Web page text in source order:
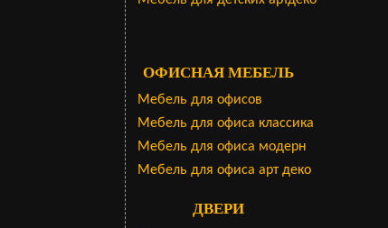
ОФИСНАЯ МЕБЕЛЬ
Мебель для офисов
Мебель для офиса классика
Мебель для офиса модерн
Мебель для офиса арт деко
ДВЕРИ